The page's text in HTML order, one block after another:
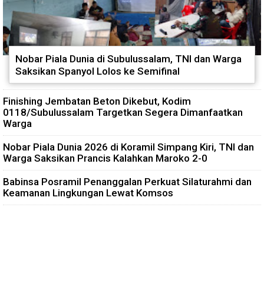
Nobar Piala Dunia di Subulussalam, TNI dan Warga
Saksikan Spanyol Lolos ke Semifinal
Finishing Jembatan Beton Dikebut, Kodim
0118/Subulussalam Targetkan Segera Dimanfaatkan
Warga
Nobar Piala Dunia 2026 di Koramil Simpang Kiri, TNI dan
Warga Saksikan Prancis Kalahkan Maroko 2-0
Babinsa Posramil Penanggalan Perkuat Silaturahmi dan
Keamanan Lingkungan Lewat Komsos